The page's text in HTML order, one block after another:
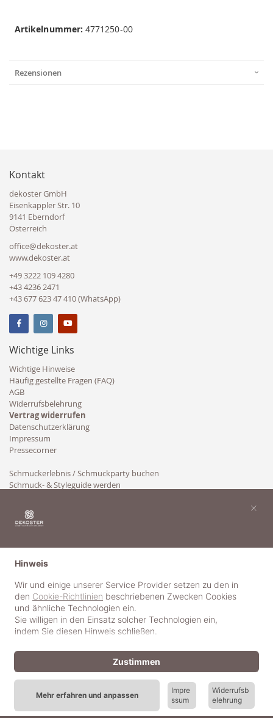
Artikelnummer:4771250-00
Rezensionen
Kontakt
dekoster GmbH
Eisenkappler Str. 10
9141 Eberndorf
Österreich
office@dekoster.at
www.dekoster.at
+49 3222 109 4280
+43 4236 2471
+43 677 623 47 410 (WhatsApp)
Wichtige Links
Wichtige Hinweise
Häufig gestellte Fragen (FAQ)
AGB
Widerrufsbelehrung
Vertrag widerrufen
Datenschutzerklärung
Impressum
Pressecorner
Schmuckerlebnis / Schmuckparty buchen
Schmuck- & Styleguide werden
© 2018-2025 dekoster GmbH
Hinweis
Wir und einige unserer Service Provider setzen zu den in
den Cookie-Richtlinien beschriebenen Zwecken Cookies
und ähnliche Technologien ein.
Sie willigen in den Einsatz solcher Technologien ein,
indem Sie diesen Hinweis schließen.
Mehr erfahren und anpassen
Impre
ssum
Widerrufsb
elehrung
Zustimmen
×